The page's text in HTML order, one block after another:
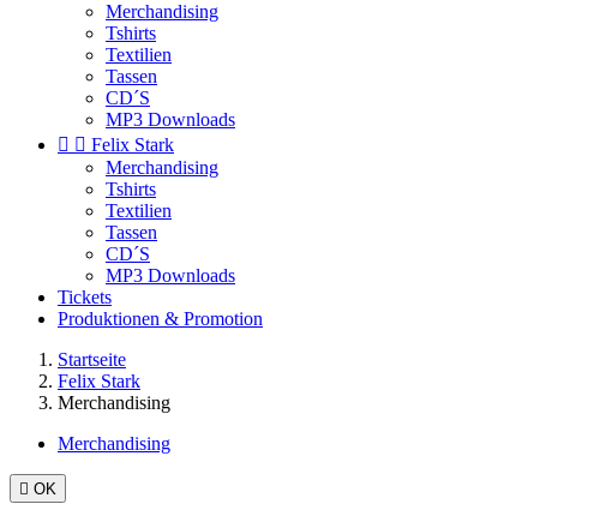
Merchandising
Tshirts
Textilien
Tassen
CD´S
MP3 Downloads
  Felix Stark
Merchandising
Tshirts
Textilien
Tassen
CD´S
MP3 Downloads
Tickets
Produktionen & Promotion
Startseite
Felix Stark
Merchandising
Merchandising
 OK